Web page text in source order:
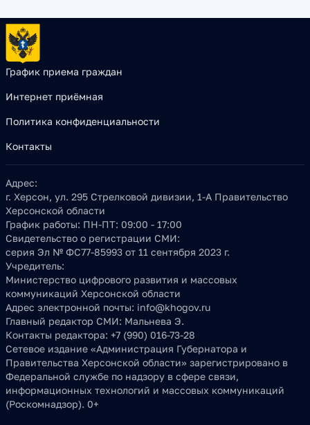
График приема граждан
Интернет приёмная
Политика конфиденциальности
Контакты
Адрес:
г. Херсон, ул. 295 Стрелковой дивизии, 1-А Правительство
Херсонской области
График работы: ПН-ПТ: 09:00 - 17:00
Свидетельство о регистрации СМИ:
серия Эл № ФС77-85993 от 11 сентября 2023 г.
Учредитель:
Министерство цифрового развития и массовых
коммуникаций Херсонской области
Адрес электронной почты: info@khogov.ru
Главный редактор СМИ: Мальнева Э.
Контакты редактора: +7 (990) 016-73-28
Сетевое издание «Администрация Губернатора и
Правительства Херсонской области» зарегистрировано в
Федеральной службе по надзору в сфере связи,
информационных технологий и массовых коммуникаций
(Роскомнадзор). 0+